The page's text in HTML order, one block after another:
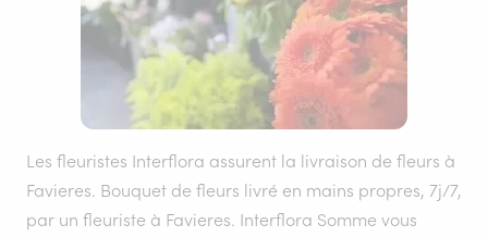
Les fleuristes Interflora assurent la livraison de fleurs à
Favieres. Bouquet de fleurs livré en mains propres, 7j/7,
par un fleuriste à Favieres. Interflora Somme vous